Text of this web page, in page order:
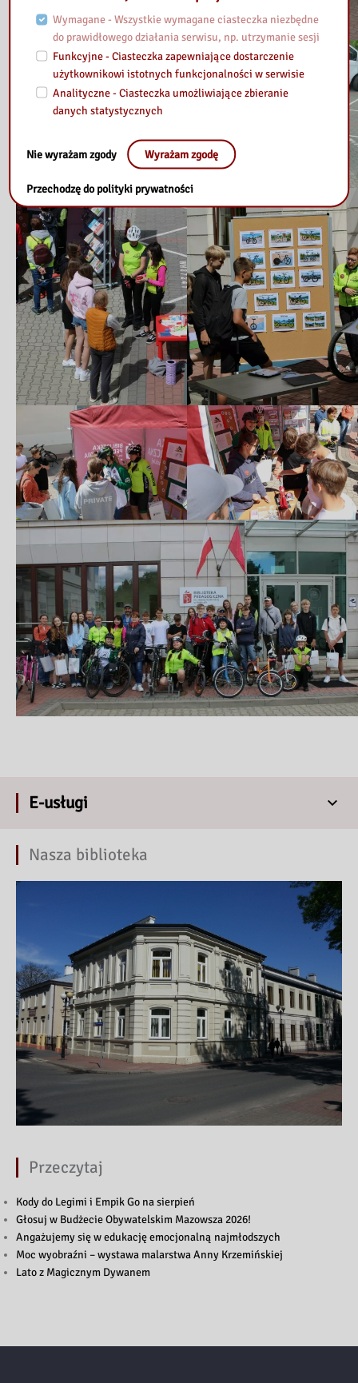
E-usługi
Nasza biblioteka
Przeczytaj
Kody do Legimi i Empik Go na sierpień
Głosuj w Budżecie Obywatelskim Mazowsza 2026!
Angażujemy się w edukację emocjonalną najmłodszych
Moc wyobraźni – wystawa malarstwa Anny Krzemińskiej
Lato z Magicznym Dywanem
Wymagane - Wszystkie wymagane ciasteczka niezbędne
do prawidłowego działania serwisu, np. utrzymanie sesji
Funkcyjne - Ciasteczka zapewniające dostarczenie
użytkownikowi istotnych funkcjonalności w serwisie
Analityczne - Ciasteczka umożliwiające zbieranie
danych statystycznych
Nie wyrażam zgody Wyrażam zgodę
Przechodzę do polityki prywatności